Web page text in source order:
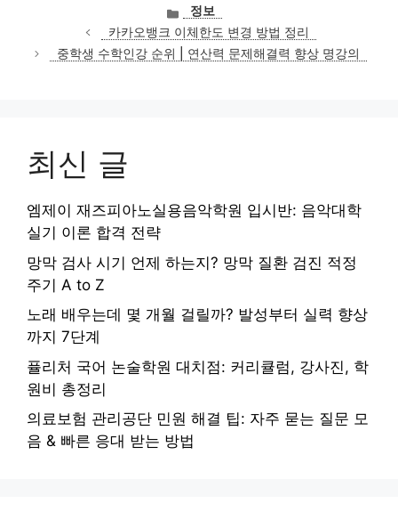
카
테
고
리
정보
카카오뱅크 이체한도 변경 방법 정리
중학생 수학인강 순위 | 연산력 문제해결력 향상 명강의
최신 글
엠제이 재즈피아노실용음악학원 입시반: 음악대학
실기 이론 합격 전략
망막 검사 시기 언제 하는지? 망막 질환 검진 적정
주기 A to Z
노래 배우는데 몇 개월 걸릴까? 발성부터 실력 향상
까지 7단계
퓰리처 국어 논술학원 대치점: 커리큘럼, 강사진, 학
원비 총정리
의료보험 관리공단 민원 해결 팁: 자주 묻는 질문 모
음 & 빠른 응대 받는 방법